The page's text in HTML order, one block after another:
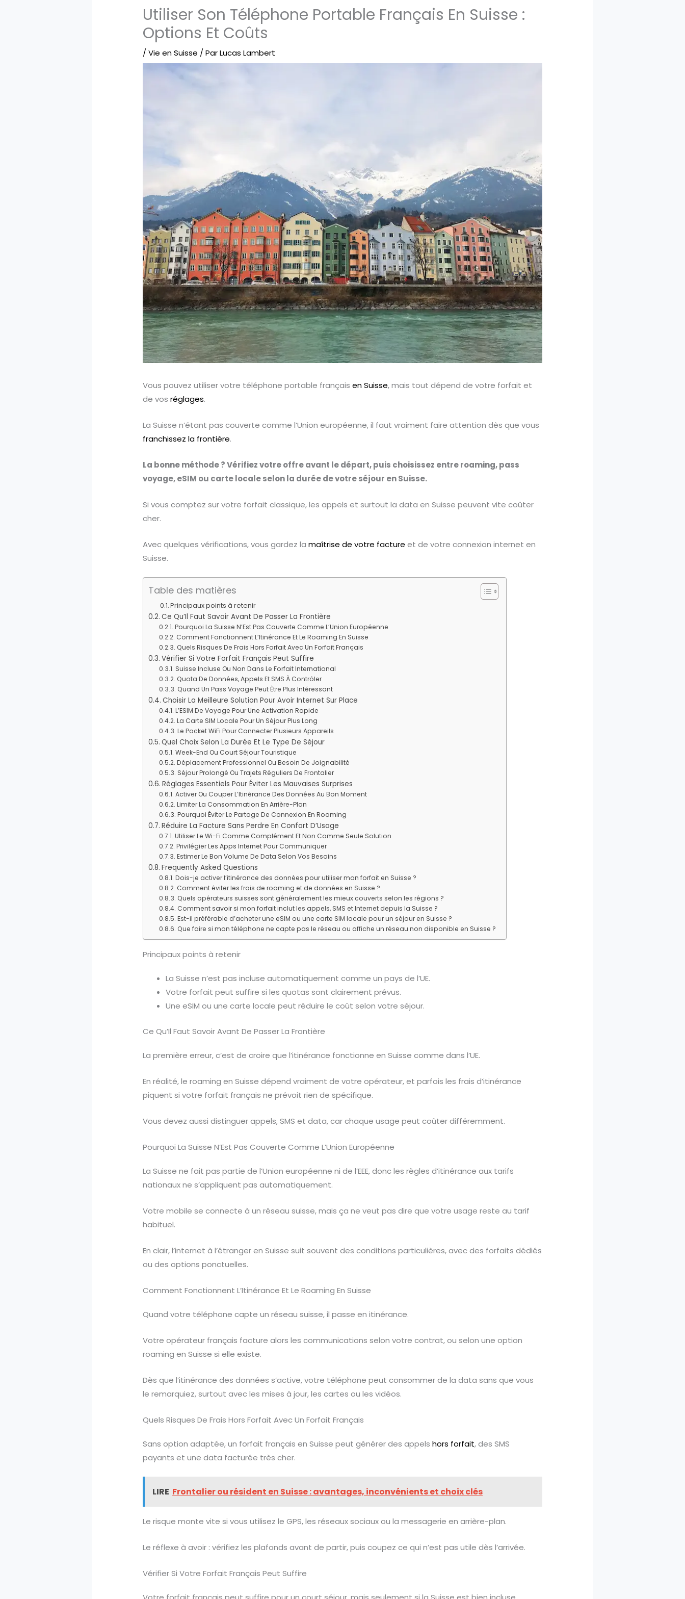
Utiliser Son Téléphone Portable Français En Suisse :
Options Et Coûts
/Vie en Suisse / ParLucas Lambert
Vous pouvez utiliser votre téléphone portable françaisen Suisse, mais tout dépend de votre forfait et
de vosréglages.
La Suisse n’étant pas couverte comme l’Union européenne, il faut vraiment faire attention dès que vous
franchissez la frontière.
La bonne méthode ? Vérifiez votre offre avant le départ, puis choisissez entre roaming, pass
voyage, eSIM ou carte locale selon la durée de votre séjour en Suisse.
Si vous comptez sur votre forfait classique, les appels et surtout la data en Suisse peuvent vite coûter
cher.
Avec quelques vérifications, vous gardez lamaîtrise de votre facture et de votre connexion internet en
Suisse.
Table des matières
Principaux points à retenir
Ce Qu’Il Faut Savoir Avant De Passer La Frontière
Pourquoi La Suisse N’Est Pas Couverte Comme L’Union Européenne
Comment Fonctionnent L’Itinérance Et Le Roaming En Suisse
Quels Risques De Frais Hors Forfait Avec Un Forfait Français
Vérifier Si Votre Forfait Français Peut Suffire
Suisse Incluse Ou Non Dans Le Forfait International
Quota De Données, Appels Et SMS À Contrôler
Quand Un Pass Voyage Peut Être Plus Intéressant
Choisir La Meilleure Solution Pour Avoir Internet Sur Place
L’ESIM De Voyage Pour Une Activation Rapide
La Carte SIM Locale Pour Un Séjour Plus Long
Le Pocket WiFi Pour Connecter Plusieurs Appareils
Quel Choix Selon La Durée Et Le Type De Séjour
Week-End Ou Court Séjour Touristique
Déplacement Professionnel Ou Besoin De Joignabilité
Séjour Prolongé Ou Trajets Réguliers De Frontalier
Réglages Essentiels Pour Éviter Les Mauvaises Surprises
Activer Ou Couper L’Itinérance Des Données Au Bon Moment
Limiter La Consommation En Arrière-Plan
Pourquoi Éviter Le Partage De Connexion En Roaming
Réduire La Facture Sans Perdre En Confort D’Usage
Utiliser Le Wi-Fi Comme Complément Et Non Comme Seule Solution
Privilégier Les Apps Internet Pour Communiquer
Estimer Le Bon Volume De Data Selon Vos Besoins
Frequently Asked Questions
Dois-je activer l’itinérance des données pour utiliser mon forfait en Suisse ?
Comment éviter les frais de roaming et de données en Suisse ?
Quels opérateurs suisses sont généralement les mieux couverts selon les régions ?
Comment savoir si mon forfait inclut les appels, SMS et Internet depuis la Suisse ?
Est-il préférable d’acheter une eSIM ou une carte SIM locale pour un séjour en Suisse ?
Que faire si mon téléphone ne capte pas le réseau ou affiche un réseau non disponible en Suisse ?
Principaux points à retenir
La Suisse n’est pas incluse automatiquement comme un pays de l’UE.
Votre forfait peut suffire si les quotas sont clairement prévus.
Une eSIM ou une carte locale peut réduire le coût selon votre séjour.
Ce Qu’Il Faut Savoir Avant De Passer La Frontière
La première erreur, c’est de croire que l’itinérance fonctionne en Suisse comme dans l’UE.
En réalité, le roaming en Suisse dépend vraiment de votre opérateur, et parfois les frais d’itinérance
piquent si votre forfait français ne prévoit rien de spécifique.
Vous devez aussi distinguer appels, SMS et data, car chaque usage peut coûter différemment.
Pourquoi La Suisse N’Est Pas Couverte Comme L’Union Européenne
La Suisse ne fait pas partie de l’Union européenne ni de l’EEE, donc les règles d’itinérance aux tarifs
nationaux ne s’appliquent pas automatiquement.
Votre mobile se connecte à un réseau suisse, mais ça ne veut pas dire que votre usage reste au tarif
habituel.
En clair, l’internet à l’étranger en Suisse suit souvent des conditions particulières, avec des forfaits dédiés
ou des options ponctuelles.
Comment Fonctionnent L’Itinérance Et Le Roaming En Suisse
Quand votre téléphone capte un réseau suisse, il passe en itinérance.
Votre opérateur français facture alors les communications selon votre contrat, ou selon une option
roaming en Suisse si elle existe.
Dès que l’itinérance des données s’active, votre téléphone peut consommer de la data sans que vous
le remarquiez, surtout avec les mises à jour, les cartes ou les vidéos.
Quels Risques De Frais Hors Forfait Avec Un Forfait Français
Sans option adaptée, un forfait français en Suisse peut générer des appelshors forfait, des SMS
payants et une data facturée très cher.
LIRE Frontalier ou résident en Suisse : avantages, inconvénients et choix clés
Le risque monte vite si vous utilisez le GPS, les réseaux sociaux ou la messagerie en arrière-plan.
Le réflexe à avoir : vérifiez les plafonds avant de partir, puis coupez ce qui n’est pas utile dès l’arrivée.
Vérifier Si Votre Forfait Français Peut Suffire